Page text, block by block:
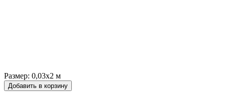
Размер: 0,03х2 м
Добавить в корзину